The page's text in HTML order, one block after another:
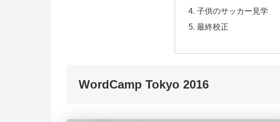
子供のサッカー見学
最終校正
WordCamp Tokyo 2016